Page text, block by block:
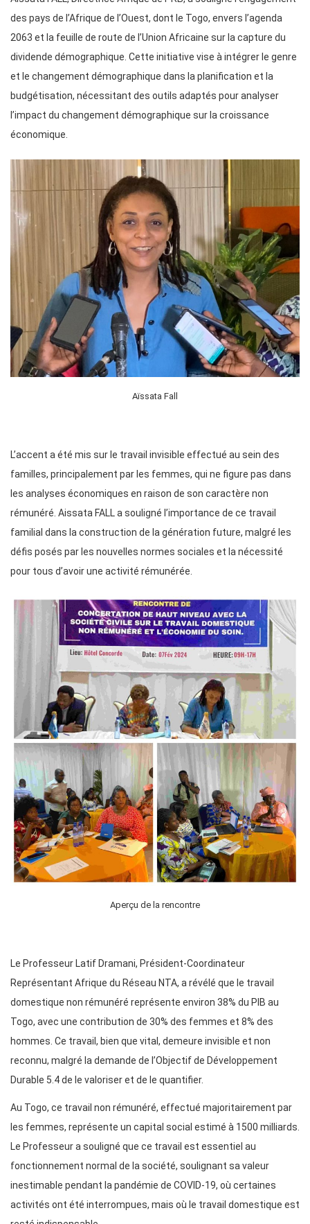
des pays de l’Afrique de l’Ouest, dont le Togo, envers l’agenda
2063 et la feuille de route de l’Union Africaine sur la capture du
dividende démographique. Cette initiative vise à intégrer le genre
et le changement démographique dans la planification et la
budgétisation, nécessitant des outils adaptés pour analyser
l’impact du changement démographique sur la croissance
économique.
Aïssata Fall
L’accent a été mis sur le travail invisible effectué au sein des
familles, principalement par les femmes, qui ne figure pas dans
les analyses économiques en raison de son caractère non
rémunéré. Aissata FALL a souligné l’importance de ce travail
familial dans la construction de la génération future, malgré les
défis posés par les nouvelles normes sociales et la nécessité
pour tous d’avoir une activité rémunérée.
Aperçu de la rencontre
Le Professeur Latif Dramani, Président-Coordinateur
Représentant Afrique du Réseau NTA, a révélé que le travail
domestique non rémunéré représente environ 38% du PIB au
Togo, avec une contribution de 30% des femmes et 8% des
hommes. Ce travail, bien que vital, demeure invisible et non
reconnu, malgré la demande de l’Objectif de Développement
Durable 5.4 de le valoriser et de le quantifier.
Au Togo, ce travail non rémunéré, effectué majoritairement par
les femmes, représente un capital social estimé à 1500 milliards.
Le Professeur a souligné que ce travail est essentiel au
fonctionnement normal de la société, soulignant sa valeur
inestimable pendant la pandémie de COVID-19, où certaines
activités ont été interrompues, mais où le travail domestique est